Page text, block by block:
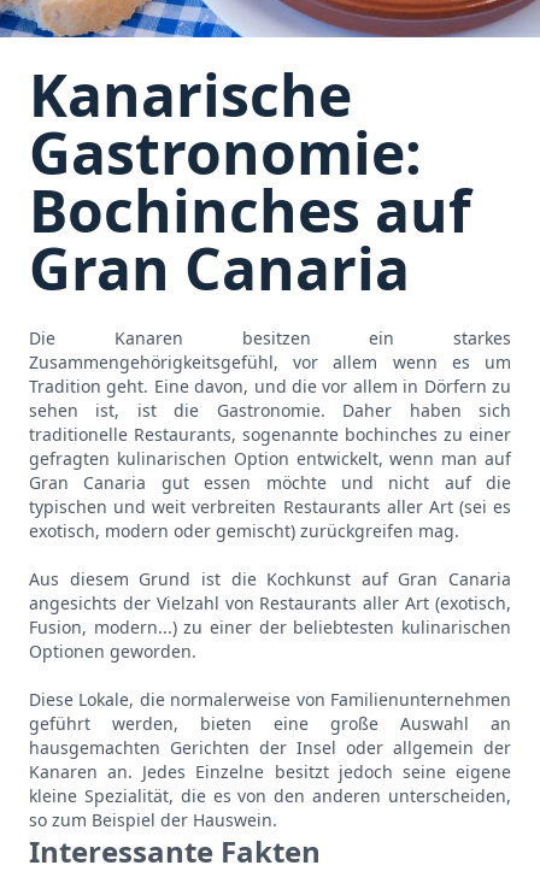
Kanarische
Gastronomie:
Bochinches auf
Gran Canaria
Die Kanaren besitzen ein starkes
Zusammengehörigkeitsgefühl, vor allem wenn es um
Tradition geht. Eine davon, und die vor allem in Dörfern zu
sehen ist, ist die Gastronomie. Daher haben sich
traditionelle Restaurants, sogenannte bochinches zu einer
gefragten kulinarischen Option entwickelt, wenn man auf
Gran Canaria gut essen möchte und nicht auf die
typischen und weit verbreiten Restaurants aller Art (sei es
exotisch, modern oder gemischt) zurückgreifen mag.
Aus diesem Grund ist die Kochkunst auf Gran Canaria
angesichts der Vielzahl von Restaurants aller Art (exotisch,
Fusion, modern...) zu einer der beliebtesten kulinarischen
Optionen geworden.
Diese Lokale, die normalerweise von Familienunternehmen
geführt werden, bieten eine große Auswahl an
hausgemachten Gerichten der Insel oder allgemein der
Kanaren an. Jedes Einzelne besitzt jedoch seine eigene
kleine Spezialität, die es von den anderen unterscheiden,
so zum Beispiel der Hauswein.
Interessante Fakten